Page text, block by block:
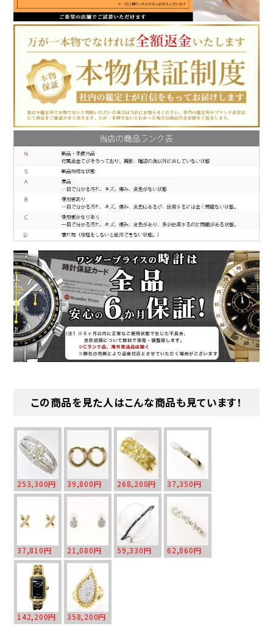
この商品を見た人はこんな商品も見ています！
253,300円 39,800円 268,200円 37,350円
37,810円 21,080円 59,330円 62,860円
142,200円
358,200円